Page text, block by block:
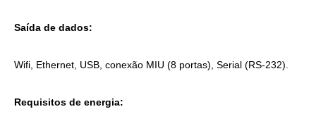
Saída de dados:
Wifi, Ethernet, USB, conexão MIU (8 portas), Serial (RS-232).
Requisitos de energia: